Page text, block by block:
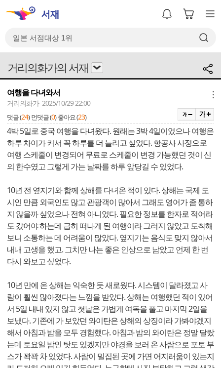
거리의화가의 서재
여행을 다녀와서
거리의화가 2025/10/29 22:00
댓글 (24) 먼댓글 (0) 좋아요 (23)
4박 5일로 중국 여행을 다녀왔다. 원래는 3박 4일이었으나 여행은
하루 차이가 커서 꼭 하루를 더 늘리고 싶었다. 항공사 사정으로
여행 스케줄이 변경되어 무료로 스케줄이 변경 가능했던 것이 신
의 한수였고 그렇게 가는 날짜를 하루 앞당길 수 있었다.
10년 전 옆지기와 함께 상해를 다녀온 적이 있다. 상해는 국제 도
시인 만큼 외국인도 많고 관광객이 많아서 그래도 영어가 좀 통하
지 않을까 싶었으나 전혀 아니었다. 필요한 정보를 한자로 적어라
도 갔어야 하는데 급히 떠나게 된 여행이라 그러지 않았고 도착해
보니 소통하는 데 어려움이 많았다. 옆지기는 음식도 맞지 않아서
내내 고생을 했고. 그치만 나는 좋은 인상으로 남았고 언제 한 번
다시 와보고 싶었다.
10년 만에 온 상해는 익숙한 듯 새로웠다. 시스템이 달라졌고 사
람이 훨씬 많아졌다는 느낌을 받았다. 상해는 여행했던 적이 있어
서 5일 내내 있지 않고 첫날은 가볍게 여독을 풀고 마지막 2일을
보냈다. 기존에 가 보았던 와이탄은 상해의 상징이라 가봐야겠지
해서 아침과 밤을 모두 경험했다. 아침과 밤의 와이탄은 정말 달랐
는데 토요일 밤인 탓도 있겠지만 야경을 보러 온 사람으로 포토 부
스가 꽉꽉 차 있었다. 사람이 밀집된 곳에 가면 어지러움이 있는지